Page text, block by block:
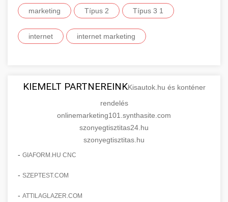
marketing Típus 2 Típus 3 1
internet internet marketing
KIEMELT PARTNEREINKKisautok.hu és konténer
rendelés
onlinemarketing101.synthasite.com
szonyegtisztitas24.hu
szonyegtisztitas.hu
- GIAFORM.HU CNC
- SZEPTEST.COM
- ATTILAGLAZER.COM